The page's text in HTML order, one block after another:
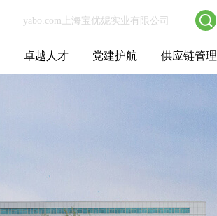
卓越人才 党建护航 供应链管理